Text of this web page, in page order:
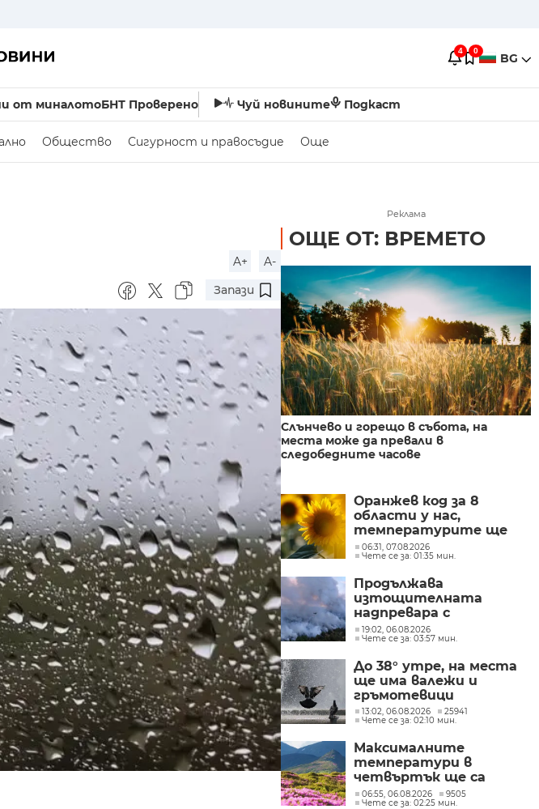
4 0 BG
от миналотоБНТ Проверено Чуй новините Подкаст
Общество Сигурност и правосъдие Още
A+
A-
Запази
Реклама
ОЩЕ ОТ: ВРЕМЕТО
Слънчево и горещо в събота, на
места може да превали в
следобедните часове
Оранжев код за 8
области у нас,
температурите ще
достигат до 38
градуса
06:31, 07.08.2026
Чете се за: 01:35 мин.
Продължава
изтощителната
надпревара с
бушуващите пожари в
Европа
19:02, 06.08.2026
Чете се за: 03:57 мин.
До 38° утре, на места
ще има валежи и
гръмотевици
13:02, 06.08.2026
25941
Чете се за: 02:10 мин.
Максималните
температури в
четвъртък ще са
между 32° и 37°
06:55, 06.08.2026
9505
Чете се за: 02:25 мин.